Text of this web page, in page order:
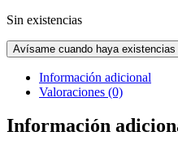
Sin existencias
Avísame cuando haya existencias
Información adicional
Valoraciones (0)
Información